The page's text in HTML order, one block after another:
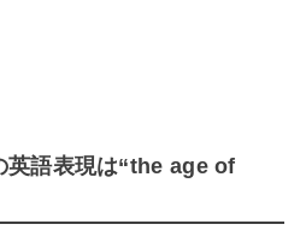
英語表現は“the age of